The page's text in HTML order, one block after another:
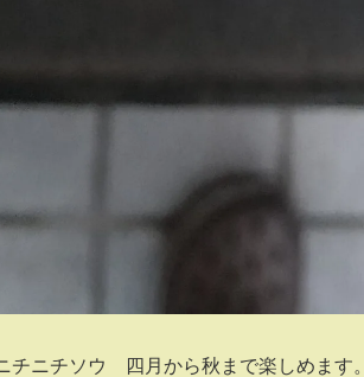
ニチソウ 四月から秋まで楽しめます。